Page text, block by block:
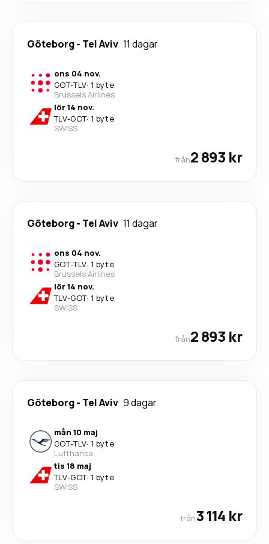
Göteborg- Tel Aviv 11 dagar
ons 04 nov.
GOT-TLV· 1 byte
Brussels Airlines
lör 14 nov.
TLV-GOT· 1 byte
SWISS
från2 893 kr
Göteborg- Tel Aviv 11 dagar
ons 04 nov.
GOT-TLV· 1 byte
Brussels Airlines
lör 14 nov.
TLV-GOT· 1 byte
SWISS
från2 893 kr
Göteborg- Tel Aviv 9 dagar
mån 10 maj
GOT-TLV· 1 byte
Lufthansa
tis 18 maj
TLV-GOT· 1 byte
SWISS
från3 114 kr